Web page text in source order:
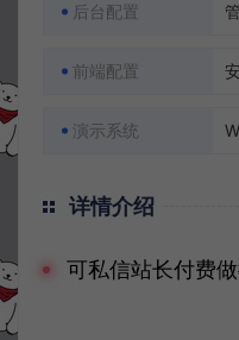
后台配置
前端配置
演示系统
详情介绍
可私信站长付费做